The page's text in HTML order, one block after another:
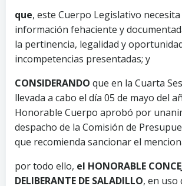
que, este Cuerpo Legislativo
información fehaciente y
la pertinencia, legalidad y
incompetencias presentadas; y
CONSIDERANDO que en la Cuarta
llevada a cabo el día 05 de mayo del
Honorable Cuerpo aprobó por
despacho de la Comisión de
que recomienda sancionar el
por todo ello, el HONORABLE
DELIBERANTE DE SALADILLO, en uso